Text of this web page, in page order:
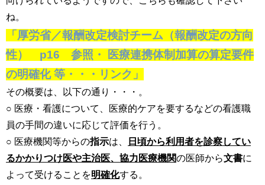
ね。
「厚労省／報酬改定検討チーム（報酬改定の方向
性） p16 参照・ 医療連携体制加算の算定要件
の明確化 等・・・リンク」
その概要は、以下の通り・・・。
○ 医療・看護について、医療的ケアを要するなどの看護職
員の手間の違いに応じて評価を行う。
○ 医療機関等からの指示は、
日頃から利用者を診察してい
るかかりつけ医や主治医、協力医療機関の医師から文書に
よって受けることを明確化する。